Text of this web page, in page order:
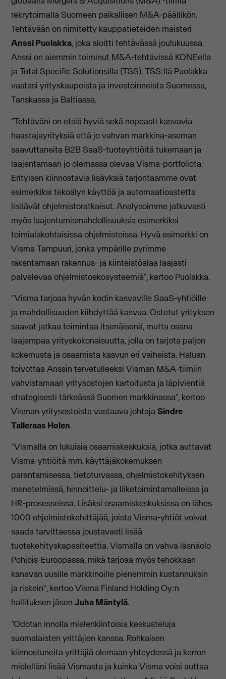
rekrytoimalla Suomeen paikallisen M&A-päällikön.
Tehtävään on nimitetty kauppatieteiden maisteri
Anssi Puolakka, joka aloitti tehtävässä joulukuussa.
Anssi on aiemmin toiminut M&A-tehtävissä KONEella
ja Total Specific Solutionsilla (TSS). TSS:llä Puolakka
vastasi yrityskaupoista ja investoinneista Suomessa,
Tanskassa ja Baltiassa.
“Tehtäväni on etsiä hyviä sekä nopeasti kasvavia
haastajayrityksiä että jo vahvan markkina-aseman
saavuttaneita B2B SaaS-tuoteyhtiöitä tukemaan ja
laajentamaan jo olemassa olevaa Visma-portfoliota.
Erityisen kiinnostavia lisäyksiä tarjontaamme ovat
esimerkiksi tekoälyn käyttöä ja automaatioastetta
lisäävät ohjelmistoratkaisut. Analysoimme jatkuvasti
myös laajentumismahdollisuuksia esimerkiksi
toimialakohtaisissa ohjelmistoissa. Hyvä esimerkki on
Visma Tampuuri, jonka ympärille pyrimme
rakentamaan rakennus- ja kiinteistöalaa laajasti
palvelevaa ohjelmistoekosysteemiä”, kertoo Puolakka.
“Visma tarjoaa hyvän kodin kasvaville SaaS-yhtiöille
ja mahdollisuuden kiihdyttää kasvua. Ostetut yrityksen
saavat jatkaa toimintaa itsenäisenä, mutta osana
laajempaa yrityskokonaisuutta, jolla on tarjota paljon
kokemusta ja osaamista kasvun eri vaiheista. Haluan
toivottaa Anssin tervetulleeksi Visman M&A-tiimiin
vahvistamaan yritysostojen kartoitusta ja läpivientiä
strategisesti tärkeässä Suomen markkinassa”, kertoo
Visman yritysostoista vastaava johtajaSindre
Talleraas Holen.
"Vismalla on lukuisia osaamiskeskuksia, jotka auttavat
Visma-yhtiöitä mm. käyttäjäkokemuksen
parantamisessa, tietoturvassa, ohjelmistokehityksen
menetelmissä, hinnoittelu- ja liiketoimintamalleissa ja
HR-prosesseissa. Lisäksi osaamiskeskuksissa on lähes
1000 ohjelmistokehittäjää, joista Visma-yhtiöt voivat
saada tarvittaessa joustavasti lisää
tuotekehityskapasiteettia. Vismalla on vahva läsnäolo
Pohjois-Euroopassa, mikä tarjoaa myös tehokkaan
kanavan uusille markkinoille pienemmin kustannuksin
ja riskein", kertoo Visma Finland Holding Oy:n
hallituksen jäsenJuha Mäntylä.
“Odotan innolla mielenkiintoisia keskusteluja
suomalaisten yrittäjien kanssa. Rohkaisen
kiinnostuneita yrittäjiä olemaan yhteydessä ja kerron
mielelläni lisää Vismasta ja kuinka Visma voisi auttaa